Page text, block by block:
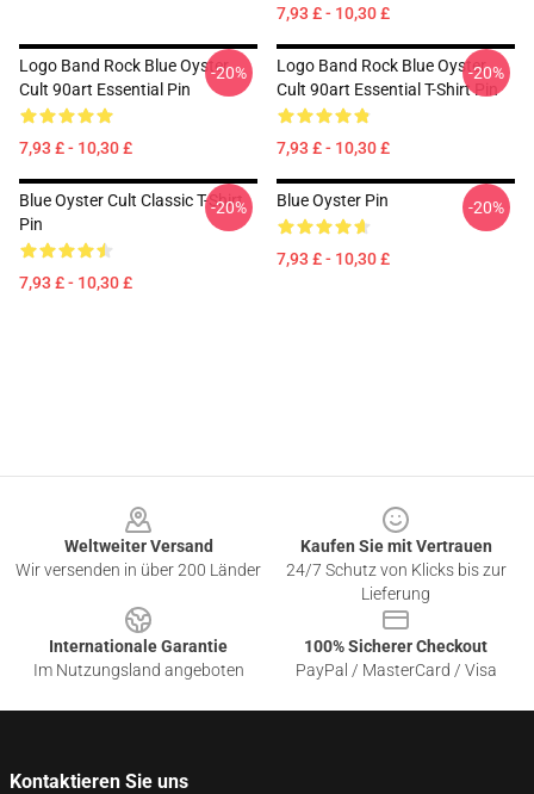
7,93 £ - 10,30 £
Logo Band Rock Blue Oyster
Cult 90art Essential Pin
7,93 £ - 10,30 £
-20%
Logo Band Rock Blue Oyster
Cult 90art Essential T-Shirt Pin
7,93 £ - 10,30 £
-20%
Blue Oyster Cult Classic T-Shirt
Pin
7,93 £ - 10,30 £
-20% Blue Oyster Pin
7,93 £ - 10,30 £
-20%
Weltweiter Versand
Wir versenden in über 200 Länder
Kaufen Sie mit Vertrauen
24/7 Schutz von Klicks bis zur
Lieferung
Internationale Garantie
Im Nutzungsland angeboten
100% Sicherer Checkout
PayPal / MasterCard / Visa
Kontaktieren Sie uns